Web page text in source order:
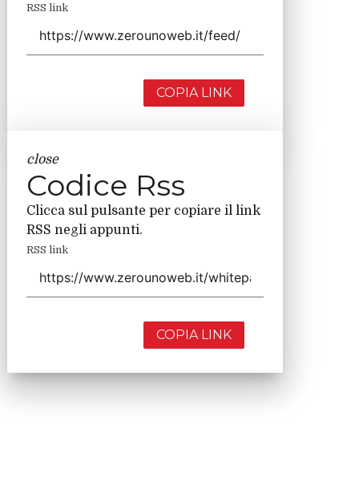
RSS link
COPIA LINK
close
Codice Rss
Clicca sul pulsante per copiare il link
RSS negli appunti.
RSS link
COPIA LINK